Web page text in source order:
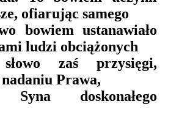
ofiarując samego
bowiem ustanawiało
ludzi obciążonych
słowo zaś przysięgi,
nadaniu Prawa,
Syna doskonałego